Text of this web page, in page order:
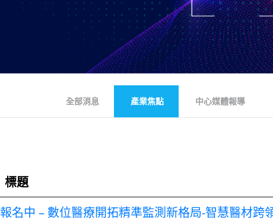
全部消息 產業焦點 中心媒體報導
標題
報名中 – 數位醫療開拓精準監測新格局-智慧醫材跨